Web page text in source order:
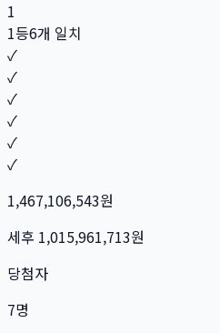
1
1등6개 일치
✓
✓
✓
✓
✓
✓
1,467,106,543원
세후 1,015,961,713원
당첨자
7명